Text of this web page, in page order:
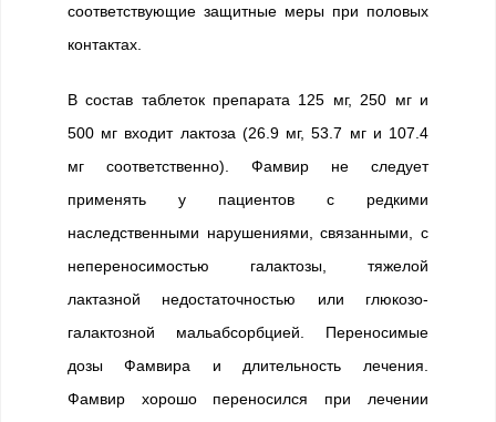
соответствующие защитные меры при половых
контактах.
В состав таблеток препарата 125 мг, 250 мг и
500 мг входит лактоза (26.9 мг, 53.7 мг и 107.4
мг соответственно). Фамвир не следует
применять у пациентов с редкими
наследственными нарушениями, связанными, с
непереносимостью галактозы, тяжелой
лактазной недостаточностью или глюкозо-
галактозной мальабсорбцией. Переносимые
дозы Фамвира и длительность лечения.
Фамвир хорошо переносился при лечении